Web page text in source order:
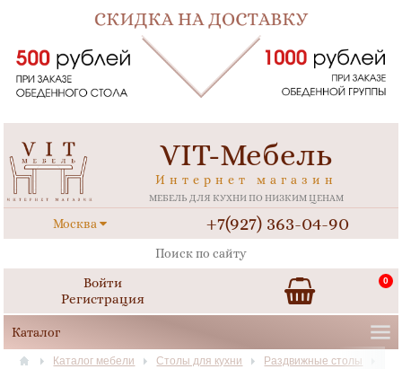
VIT-Мебель
Интернет магазин
МЕБЕЛЬ ДЛЯ КУХНИ ПО НИЗКИМ ЦЕНАМ
Москва +7(927) 363-04-90
Войти
Регистрация
0
Каталог мебели Столы для кухни Раздвижные столы